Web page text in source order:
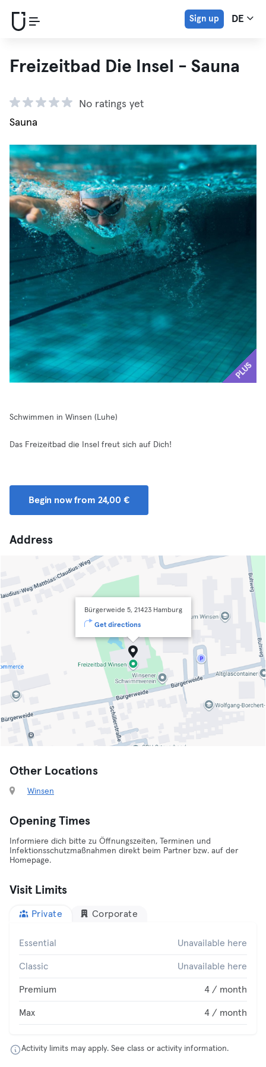
Sign up DE
Freizeitbad Die Insel - Sauna
No ratings yet
Sauna
PLUS
Schwimmen in Winsen (Luhe)
Das Freizeitbad die Insel freut sich auf Dich!
Begin now from 24,00 €
Address
Bürgerweide 5, 21423 Hamburg
Get directions
Other Locations
Winsen
Opening Times
Informiere dich bitte zu Öffnungszeiten, Terminen und
Infektionsschutzmaßnahmen direkt beim Partner bzw. auf der
Homepage.
Visit Limits
Private Corporate
Essential Unavailable here
Classic Unavailable here
Premium 4 / month
Max 4 / month
Activity limits may apply. See class or activity information.